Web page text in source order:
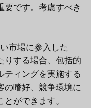
要です。考慮すべき
市場に参入した
りする場合、包括的
ティングを実施する
の嗜好、競争環境に
ができます。